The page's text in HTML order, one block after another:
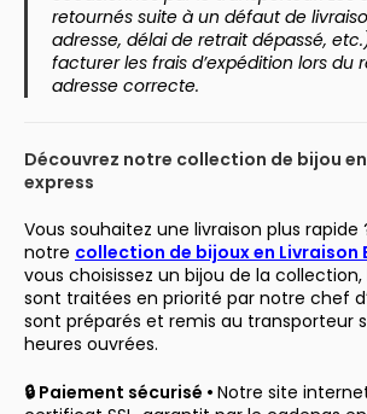
retournés suite à un défaut de
adresse, délai de retrait dépassé,
facturer les frais d’expédition lors du
adresse correcte.
Découvrez notre collection de bijou
express
Vous souhaitez une livraison plus rapide
notre collection de bijoux en Livraison
vous choisissez un bijou de la
sont traitées en priorité par notre chef
sont préparés et remis au transporteur
heures ouvrées.
🔒 Paiement sécurisé • Notre site